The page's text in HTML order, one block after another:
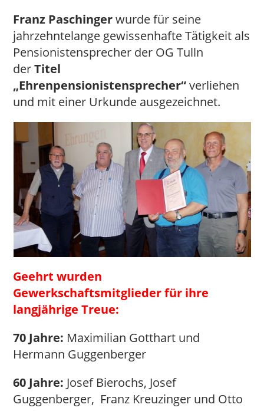
Franz Paschingerwurde für seine
jahrzehntelange gewissenhafte Tätigkeit als
Pensionistensprecher der OG Tulln
derTitel
„Ehrenpensionistensprecher“verliehen
und mit einer Urkunde ausgezeichnet.
Geehrt wurden
Gewerkschaftsmitglieder für ihre
langjährige Treue:
70 Jahre: Maximilian Gotthart und
Hermann Guggenberger
60 Jahre: Josef Bierochs, Josef
Guggenberger, Franz Kreuzinger und Otto